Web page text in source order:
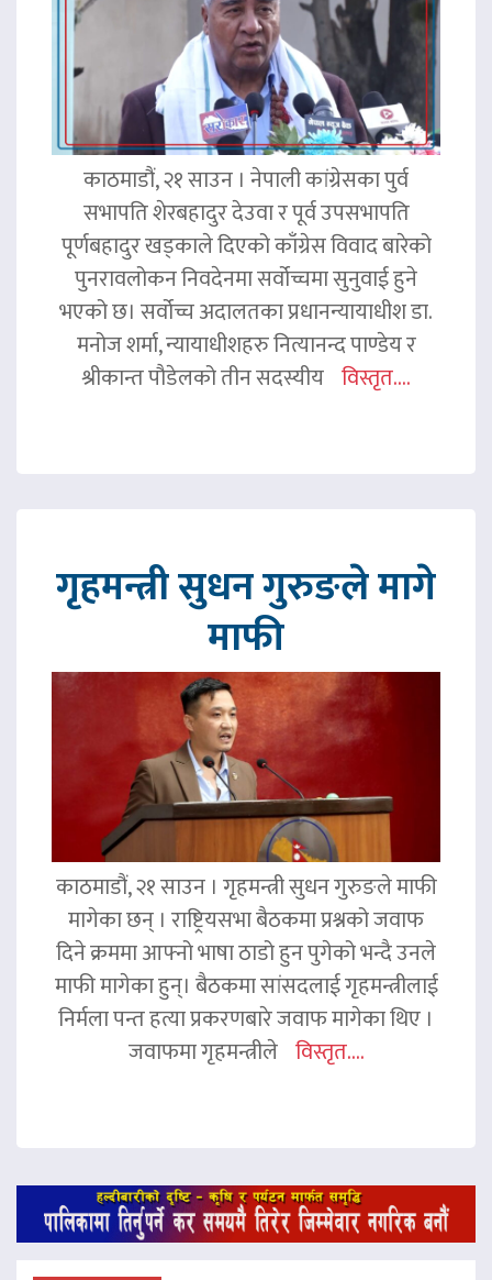
काठमाडौं, २१ साउन । नेपाली कांग्रेसका पुर्व
सभापति शेरबहादुर देउवा र पूर्व उपसभापति
पूर्णबहादुर खड्काले दिएको काँग्रेस विवाद बारेको
पुनरावलोकन निवदेनमा सर्वोच्चमा सुनुवाई हुने
भएको छ। सर्वोच्च अदालतका प्रधानन्यायाधीश डा.
मनोज शर्मा, न्यायाधीशहरु नित्यानन्द पाण्डेय र
श्रीकान्त पौडेलको तीन सदस्यीय विस्तृत....
गृहमन्त्री सुधन गुरुङले मागे
माफी
काठमाडौं, २१ साउन । गृहमन्त्री सुधन गुरुङले माफी
मागेका छन् । राष्ट्रियसभा बैठकमा प्रश्नको जवाफ
दिने क्रममा आफ्नो भाषा ठाडो हुन पुगेको भन्दै उनले
माफी मागेका हुन्। बैठकमा सांसदलाई गृहमन्त्रीलाई
निर्मला पन्त हत्या प्रकरणबारे जवाफ मागेका थिए ।
जवाफमा गृहमन्त्रीले विस्तृत....